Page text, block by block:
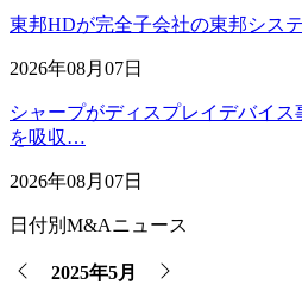
東邦HDが完全子会社の東邦シス
2026年08月07日
シャープがディスプレイデバイ
を吸収…
2026年08月07日
日付別M&Aニュース
2025年5月